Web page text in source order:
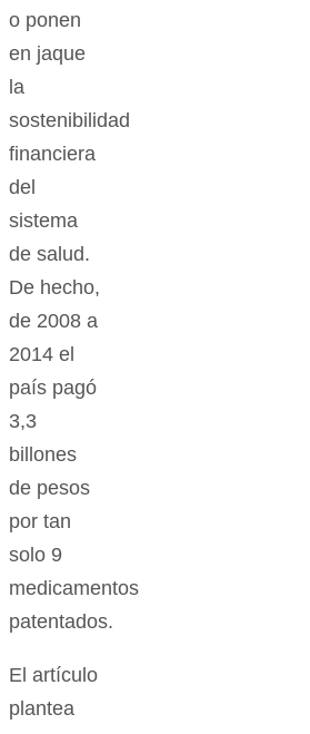
o ponen
en jaque
la
sostenibilidad
financiera
del
sistema
de salud.
De hecho,
de 2008 a
2014 el
país pagó
3,3
billones
de pesos
por tan
solo 9
medicamentos
patentados.
El artículo
plantea